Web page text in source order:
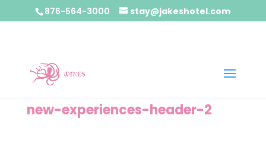
876-564-3000 stay@jakeshotel.com
new-experiences-header-2